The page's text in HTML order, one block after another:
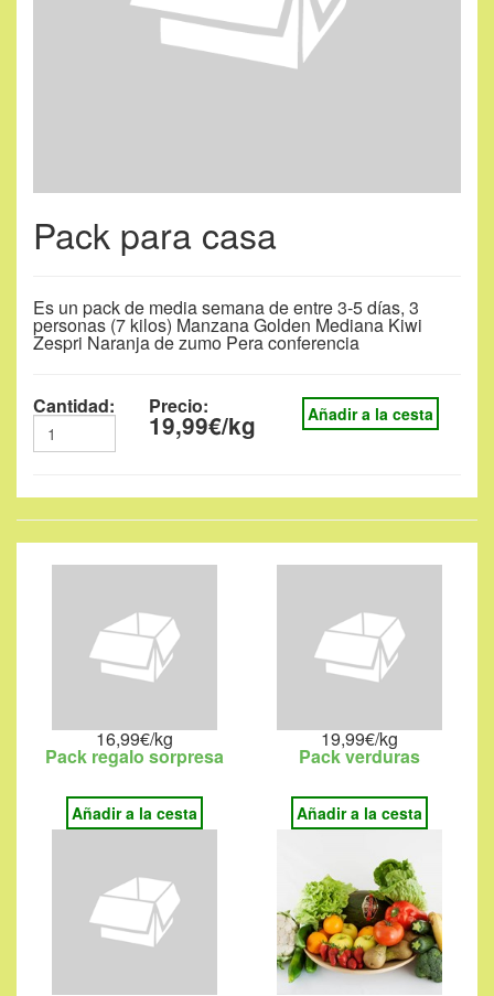
Pack para casa
Es un pack de media semana de entre 3-5 días, 3
personas (7 kilos) Manzana Golden Mediana Kiwi
Zespri Naranja de zumo Pera conferencia
Cantidad: Precio:
19,99€/kg Añadir a la cesta
16,99€/kg
Pack regalo sorpresa
Añadir a la cesta
19,99€/kg
Pack verduras
Añadir a la cesta